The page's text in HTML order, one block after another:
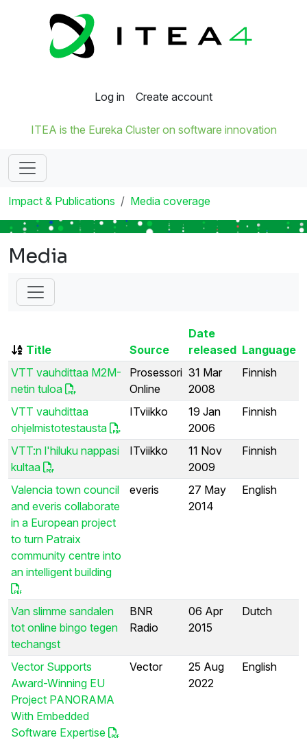
Log in Create account
ITEA is the Eureka Cluster on software innovation
Impact & Publications Media coverage
Media
Title Source
Date
released Language
VTT vauhdittaa M2M-
netin tuloa
Prosessori
Online
31 Mar
2008
Finnish
VTT vauhdittaa
ohjelmistotestausta
ITviikko
19 Jan
2006
Finnish
VTT:n l'hiluku nappasi
kultaa
ITviikko
11 Nov
2009
Finnish
Valencia town council
and everis collaborate
in a European project
to turn Patraix
community centre into
an intelligent building
everis
27 May
2014
English
Van slimme sandalen
tot online bingo tegen
techangst
BNR
Radio
06 Apr
2015
Dutch
Vector Supports
Award-Winning EU
Project PANORAMA
With Embedded
Software Expertise
Vector
25 Aug
2022
English